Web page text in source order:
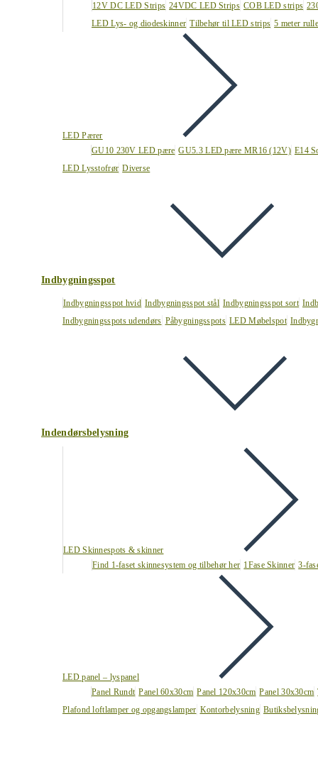
12V DC LED Strips 24VDC LED Strips COB LED strips
LED Lys- og diodeskinner Tilbehør til LED strips 5 meter rulle
LED Pærer
GU10 230V LED pære GU5.3 LED pære MR16 (12V) E14
LED Lysstofrør Diverse
Indbygningsspot
Indbygningsspot hvid Indbygningsspot stål Indbygningsspot sort
Indbygningsspots udendørs Påbygningsspots LED Møbelspot
Indendørsbelysning
LED Skinnespots & skinner
Find 1-faset skinnesystem og tilbehør her 1Fase Skinner 3-
LED panel – lyspanel
Panel Rundt Panel 60x30cm Panel 120x30cm Panel 30x30cm
Plafond loftlamper og opgangslamper Kontorbelysning